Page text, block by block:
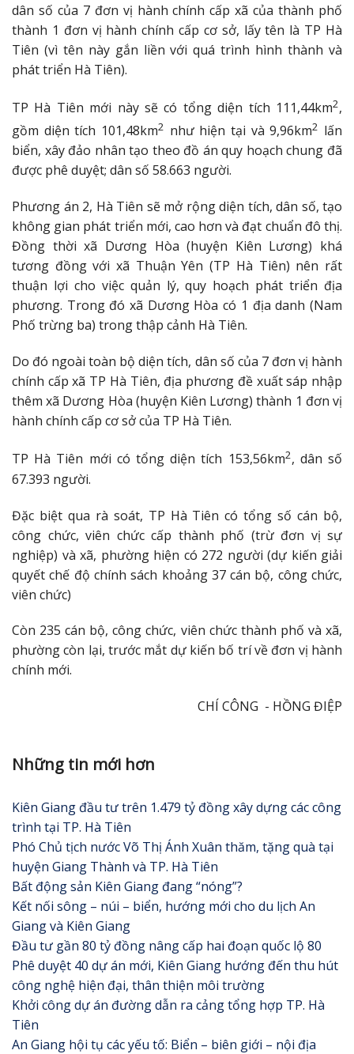
dân số của 7 đơn vị hành chính cấp xã của thành phố
thành 1 đơn vị hành chính cấp cơ sở, lấy tên là TP Hà
Tiên (vì tên này gắn liền với quá trình hình thành và
phát triển Hà Tiên).
TP Hà Tiên mới này sẽ có tổng diện tích 111,44km2,
gồm diện tích 101,48km2 như hiện tại và 9,96km2 lấn
biển, xây đảo nhân tạo theo đồ án quy hoạch chung đã
được phê duyệt; dân số 58.663 người.
Phương án 2, Hà Tiên sẽ mở rộng diện tích, dân số, tạo
không gian phát triển mới, cao hơn và đạt chuẩn đô thị.
Đồng thời xã Dương Hòa (huyện Kiên Lương) khá
tương đồng với xã Thuận Yên (TP Hà Tiên) nên rất
thuận lợi cho việc quản lý, quy hoạch phát triển địa
phương. Trong đó xã Dương Hòa có 1 địa danh (Nam
Phố trừng ba) trong thập cảnh Hà Tiên.
Do đó ngoài toàn bộ diện tích, dân số của 7 đơn vị hành
chính cấp xã TP Hà Tiên, địa phương đề xuất sáp nhập
thêm xã Dương Hòa (huyện Kiên Lương) thành 1 đơn vị
hành chính cấp cơ sở của TP Hà Tiên.
TP Hà Tiên mới có tổng diện tích 153,56km2, dân số
67.393 người.
Đặc biệt qua rà soát, TP Hà Tiên có tổng số cán bộ,
công chức, viên chức cấp thành phố (trừ đơn vị sự
nghiệp) và xã, phường hiện có 272 người (dự kiến giải
quyết chế độ chính sách khoảng 37 cán bộ, công chức,
viên chức)
Còn 235 cán bộ, công chức, viên chức thành phố và xã,
phường còn lại, trước mắt dự kiến bố trí về đơn vị hành
chính mới.
CHÍ CÔNG - HỒNG ĐIỆP
Những tin mới hơn
Kiên Giang đầu tư trên 1.479 tỷ đồng xây dựng các công
trình tại TP. Hà Tiên
Phó Chủ tịch nước Võ Thị Ánh Xuân thăm, tặng quà tại
huyện Giang Thành và TP. Hà Tiên
Bất động sản Kiên Giang đang “nóng”?
Kết nối sông – núi – biển, hướng mới cho du lịch An
Giang và Kiên Giang
Đầu tư gần 80 tỷ đồng nâng cấp hai đoạn quốc lộ 80
Phê duyệt 40 dự án mới, Kiên Giang hướng đến thu hút
công nghệ hiện đại, thân thiện môi trường
Khởi công dự án đường dẫn ra cảng tổng hợp TP. Hà
Tiên
An Giang hội tụ các yếu tố: Biển – biên giới – nội địa